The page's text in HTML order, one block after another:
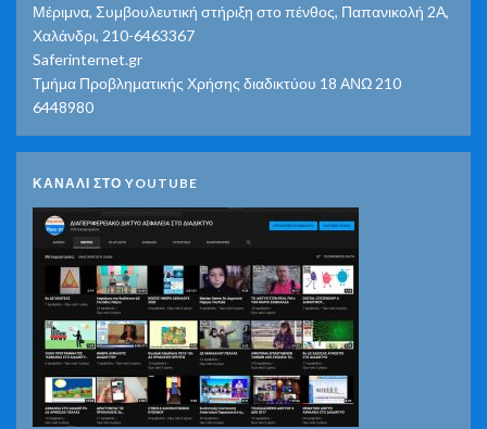
Μέριμνα, Συμβουλευτική στήριξη στο πένθος, Παπανικολή 2Α,
Χαλάνδρι, 210-6463367
Saferinternet.gr
Τμήμα Προβληματικής Χρήσης διαδικτύου 18 ΑΝΩ 210
6448980
ΚΑΝΑΛΙ ΣΤΟ YOUTUBE